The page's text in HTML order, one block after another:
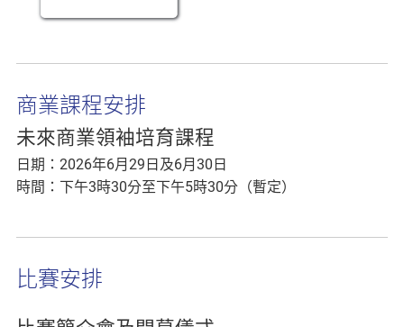
商業課程安排
未來商業領袖培育課程
日期：2026年6月29日及6月30日
時間：下午3時30分至下午5時30分（暫定）
比賽安排